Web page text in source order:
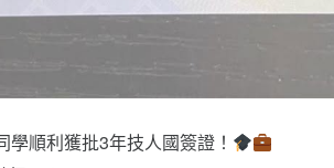
順利獲批3年技人國簽證！